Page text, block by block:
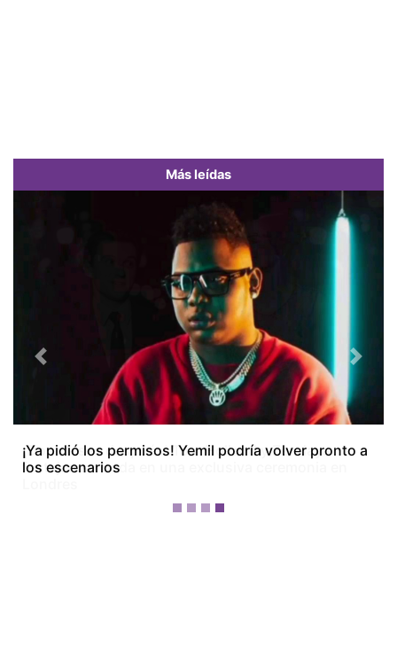
Más leídas
¡Dos meses después! Tom Holland y Zendaya
festejan su boda en una exclusiva ceremonia en
Previous Next